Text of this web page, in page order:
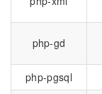
php-gd
php-pgsql